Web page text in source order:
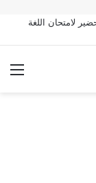
لامتحان اللغة